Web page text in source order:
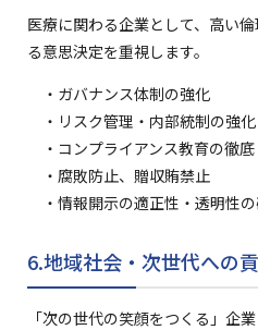
医療に関わる企業として、高い
る意思決定を重視します。
・ガバナンス体制の強化
・リスク管理・内部統制の強化
・コンプライアンス教育の徹底
・腐敗防止、贈収賄禁止
・情報開示の適正性・透明性
6.地域社会・次世代への
「次の世代の笑顔をつくる」企